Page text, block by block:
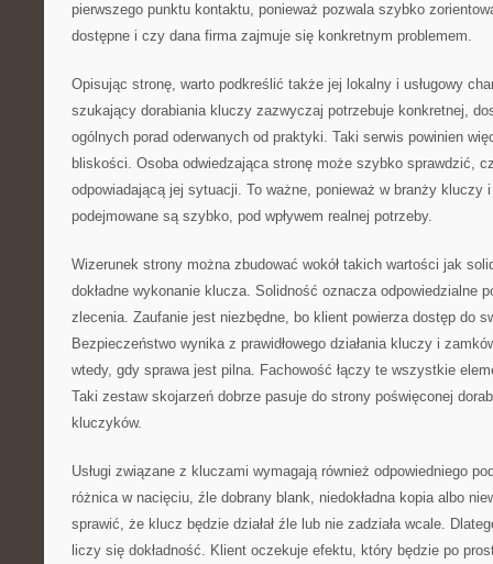
pierwszego punktu kontaktu, ponieważ pozwala szybko
dostępne i czy dana firma zajmuje się konkretnym problemem.
Opisując stronę, warto podkreślić także jej lokalny i usługowy
szukający dorabiania kluczy zazwyczaj potrzebuje konkretnej,
ogólnych porad oderwanych od praktyki. Taki serwis powinien
bliskości. Osoba odwiedzająca stronę może szybko sprawdzić,
odpowiadającą jej sytuacji. To ważne, ponieważ w branży kluczy
podejmowane są szybko, pod wpływem realnej potrzeby.
Wizerunek strony można zbudować wokół takich wartości jak
dokładne wykonanie klucza. Solidność oznacza odpowiedzialne
zlecenia. Zaufanie jest niezbędne, bo klient powierza dostęp do
Bezpieczeństwo wynika z prawidłowego działania kluczy i
wtedy, gdy sprawa jest pilna. Fachowość łączy te wszystkie
Taki zestaw skojarzeń dobrze pasuje do strony poświęconej
kluczyków.
Usługi związane z kluczami wymagają również odpowiedniego
różnica w nacięciu, źle dobrany blank, niedokładna kopia albo
sprawić, że klucz będzie działał źle lub nie zadziała wcale.
liczy się dokładność. Klient oczekuje efektu, który będzie po